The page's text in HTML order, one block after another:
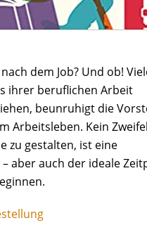
dem Job? Und ob!
ihrer beruflichen Arbeit
beunruhigt die
Arbeitsleben. Kein
zu gestalten, ist eine
aber auch der ideale